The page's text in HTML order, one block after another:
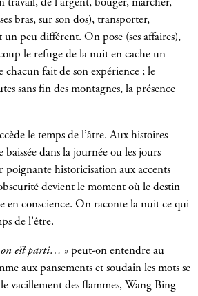
travail, de l’argent, bouger, marcher,
bras, sur son dos), transporter,
un peu différent. On pose (ses affaires),
le refuge de la nuit en cache un
fait de son expérience ; le
sans fin des montagnes, la présence
le temps de l’âtre. Aux histoires
baissée dans la journée ou les jours
poignante historicisation aux accents
devient le moment où le destin
en conscience. On raconte la nuit ce qui
de l’être.
on est parti… » peut-on entendre au
aux pansements et soudain les mots se
vacillement des flammes, Wang Bing